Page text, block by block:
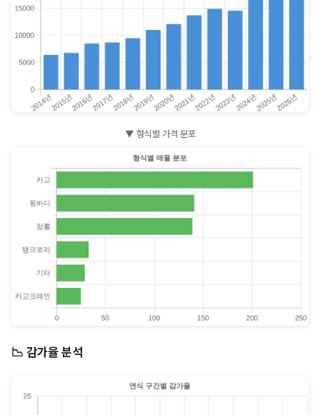
▼ 형식별 가격 분포
📉 감가율 분석